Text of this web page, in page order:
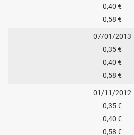
0,40 €
0,58 €
07/01/2013
0,35 €
0,40 €
0,58 €
01/11/2012
0,35 €
0,40 €
0,58 €